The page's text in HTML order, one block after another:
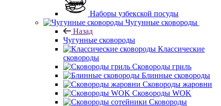
Наборы узбекской посуды
Чугунные сковороды
Назад
Чугунные сковороды
Классические
сковороды
Сковороды гриль
Блинные сковороды
Сковороды жаровни
Сковороды WOK
Сковороды